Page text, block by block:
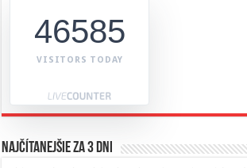
46585
VISITORS TODAY
Najčítanejšie za 3 dni